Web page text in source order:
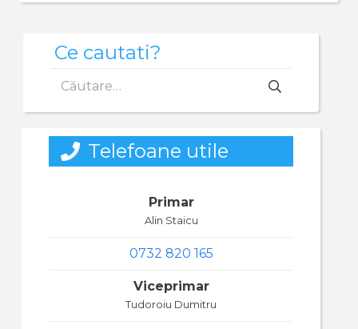
Ce cautati?
după:
Telefoane utile
Primar
Alin Staicu
0732 820 165
Viceprimar
Tudoroiu Dumitru